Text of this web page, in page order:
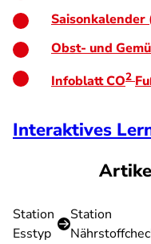
Saisonkalender
Obst- und
Infoblatt CO2
Interaktives
Station
Esstyp
Station